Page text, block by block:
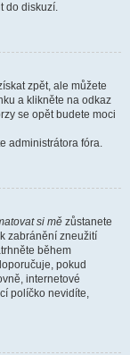
do diskuzí.
zpět, ale můžete
a klikněte na odkaz
se opět budete moci
administrátora fóra.
si mě zůstanete
zabránění zneužití
během
pokud
internetové
políčko nevidíte,